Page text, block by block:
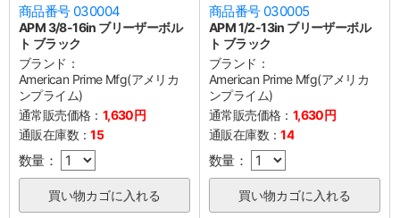
商品番号 030004
APM 3/8-16in ブリーザーボル
ト ブラック
ブランド：
American Prime Mfg(アメリカ
ンプライム)
通常販売価格： 1,630円
通販在庫数：15
数量：
商品番号 030005
APM 1/2-13in ブリーザーボル
ト ブラック
ブランド：
American Prime Mfg(アメリカ
ンプライム)
通常販売価格： 1,630円
通販在庫数：14
数量：